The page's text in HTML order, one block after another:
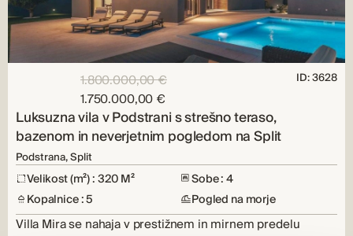
1.800.000,00 €
1.750.000,00 €
ID: 3628
Luksuzna vila v Podstrani s strešno teraso,
bazenom in neverjetnim pogledom na Split
Podstrana, Split
Velikost (m²) : 320 M²
Sobe : 4
Kopalnice : 5
Pogled na morje
Villa Mira se nahaja v prestižnem in mirnem predelu